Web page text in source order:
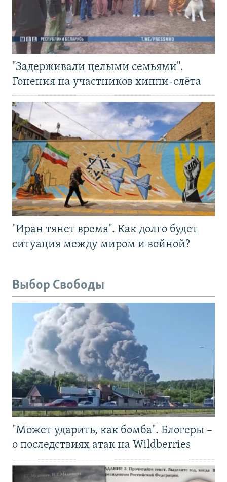
"Задерживали целыми семьями".
Гонения на участников хиппи-слёта
"Иран тянет время". Как долго будет
ситуация между миром и войной?
Выбор Свободы
"Может ударить, как бомба". Блогеры –
о последствиях атак на Wildberries